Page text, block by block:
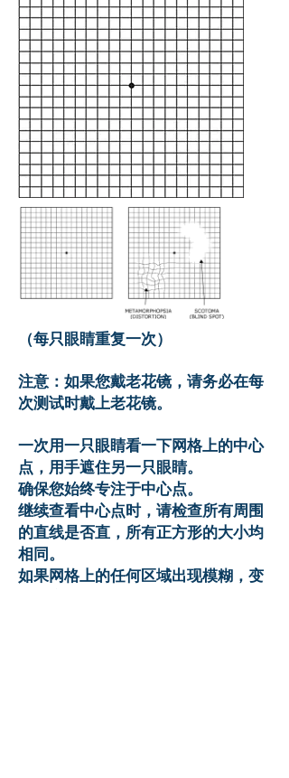
（每只眼睛重复一次）
注意：如果您戴老花镜，请务必在每
次测试时戴上老花镜。
一次用一只眼睛看一下网格上的中心
点，用手遮住另一只眼睛。
确保您始终专注于中心点。
继续查看中心点时，请检查所有周围
的直线是否直，所有正方形的大小均
相同。
如果网格上的任何区域出现模糊，变